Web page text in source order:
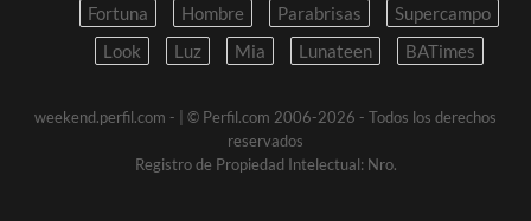
Fortuna
Hombre Parabrisas
Supercampo
Look
Luz Mia Lunateen BATimes
weekend.perfil.com -
| © Perfil.com 2006-2026 - Todos los derechos
reservados
Registro de Propiedad Intelectual: Nro.